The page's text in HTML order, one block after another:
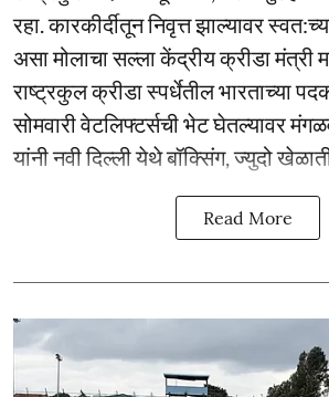
रहा. कारकीर्दीतून निवृत्त झाल्यावर
असा मोलाचा सल्ला केंद्रीय क्रीडा मंत्री
राष्ट्रकुल क्रीडा स्पर्धेतील भारताच्या
सोमवारी वेटलिफ्टर्सची भेट घेतल्यावर
यांनी नवी दिल्ली येथे बॉक्सिंग, ज्युदो
Read More